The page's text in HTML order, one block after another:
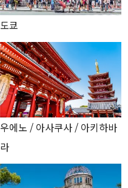
도쿄
우에노 / 아사쿠사 / 아키하바
라